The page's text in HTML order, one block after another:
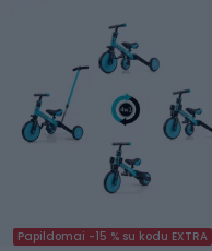
Papildomai -15 % su kodu EXTRA